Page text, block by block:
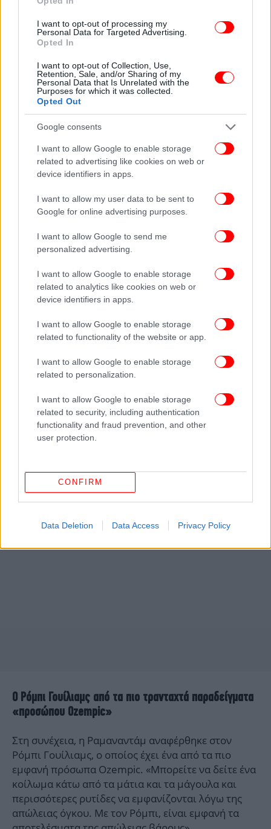
I want to opt-out of processing my
Personal Data for Targeted Advertising.
Opted In
I want to opt-out of Collection, Use,
Retention, Sale, and/or Sharing of my
Personal Data that Is Unrelated with the
Purposes for which it was collected.
Opted Out
Google consents
I want to allow Google to enable storage
related to advertising like cookies on web or
device identifiers in apps.
I want to allow my user data to be sent to
Google for online advertising purposes.
I want to allow Google to send me
personalized advertising.
I want to allow Google to enable storage
related to analytics like cookies on web or
device identifiers in apps.
I want to allow Google to enable storage
related to functionality of the website or app.
I want to allow Google to enable storage
related to personalization.
I want to allow Google to enable storage
related to security, including authentication
functionality and fraud prevention, and other
user protection.
CONFIRM
Data Deletion Data Access Privacy Policy
Όσο για τη Lizzo, η οποία έχει χάσει αρκετά κιλά,
φροντίζοντας να δείχνει τις αλλαγές στο σώμα της
στα μέσα κοινωνικής δικτύωσης, ο Δρ Ρουμπινστάιν
δήλωσε στην Daily Mail πως η τραγουδίστρια είχε
μια «τεράστια μεταμόρφωση», προσθέτοντας ότι
«με ή χωρίς Ozempic, επικροτώ αυτό που κατάφερε
να κάνει».
Και πρόσθεσε: «Φαίνεται πιο υγιής και υπάρχει
εμφανής απώλεια βάρους μεταξύ του περασμένου
Μαΐου και τώρα. Το ντεκολτέ και το σαγόνι της
τώρα το περίγραμμα στα μάγουλά της που δεν
μπορούσες να δεις πριν. Δεν θα με εξέπληττε αν
χρησιμοποιούσε το Ozempic μαζί με ένα καλό
πρόγραμμα, αλλά το μέγεθος της αλλαγής δεν είναι
φαρμάκων».
Ο Ρόμπι Γουίλιαμς από τα πιο τρανταχτά παραδείγματα
«προσώπου Ozempic»
Στη συνέχεια, η Ραμαναντάμ αναφέρθηκε στον
Ρόμπι Γουίλιαμς, ο οποίος έχει ένα από τα πιο
εμφανή πρόσωπα Ozempic. «Μπορείτε να δείτε ένα
κοίλωμα κάτω από τα μάτια και τα μάγουλα και
περισσότερες ρυτίδες να εμφανίζονται λόγω της
απώλειας όγκου. Με τον Ρόμπι, είναι εμφανή τα